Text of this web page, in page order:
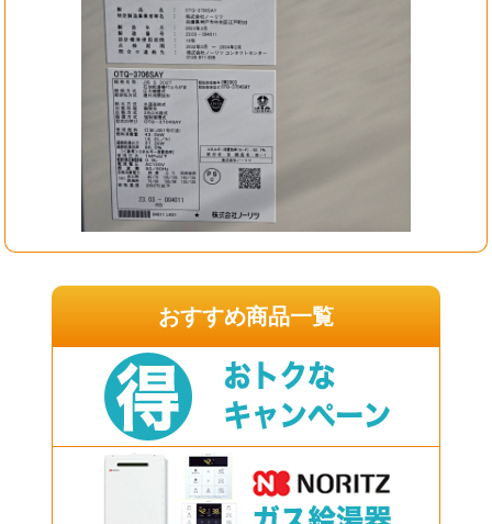
おすすめ商品一覧